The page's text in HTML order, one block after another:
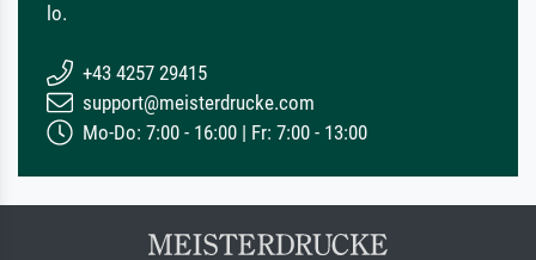
lo.
+43 4257 29415
support@meisterdrucke.com
Mo-Do: 7:00 - 16:00 | Fr: 7:00 - 13:00